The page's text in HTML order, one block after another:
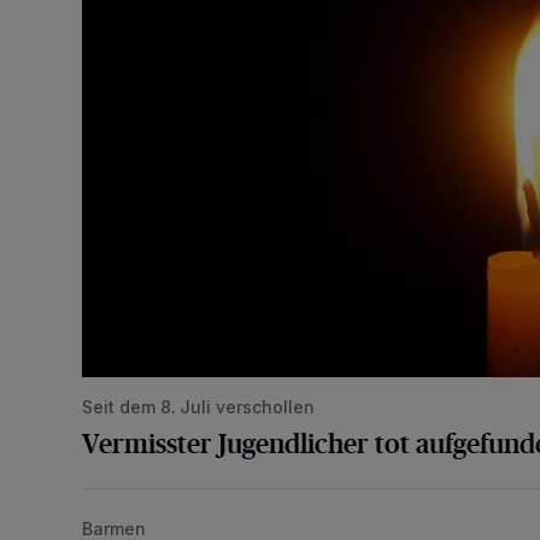
Seit dem 8. Juli verschollen
Vermisster Jugendlicher tot
Mann beschädigt Autos in Parkhaus
Barmen